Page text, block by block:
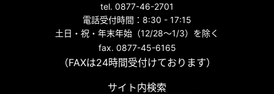
tel. 0877-46-2701
電話受付時間：8:30 - 17:15
土日・祝・年末年始（12/28～1/3）を除く
fax. 0877-45-6165
（FAXは24時間受付けております）
サイト内検索